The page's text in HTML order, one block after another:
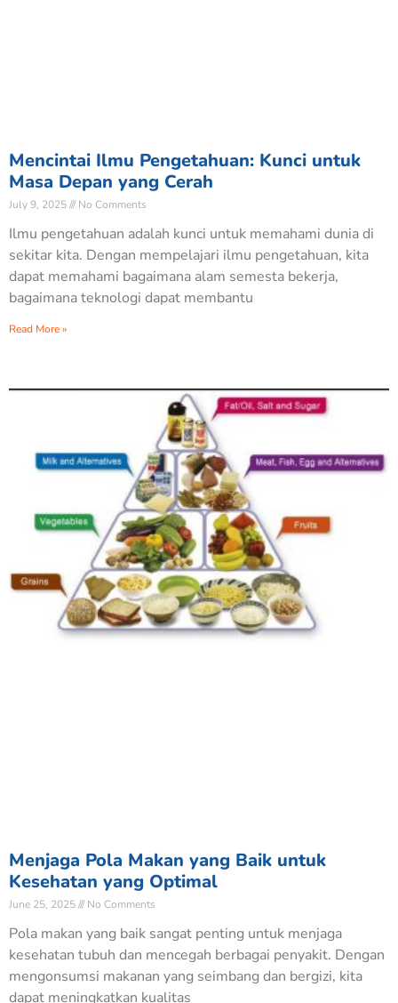
Mencintai Ilmu Pengetahuan: Kunci untuk
Masa Depan yang Cerah
July 9, 2025 No Comments
Ilmu pengetahuan adalah kunci untuk memahami dunia di
sekitar kita. Dengan mempelajari ilmu pengetahuan, kita
dapat memahami bagaimana alam semesta bekerja,
bagaimana teknologi dapat membantu
Read More »
Menjaga Pola Makan yang Baik untuk
Kesehatan yang Optimal
June 25, 2025 No Comments
Pola makan yang baik sangat penting untuk menjaga
kesehatan tubuh dan mencegah berbagai penyakit. Dengan
mengonsumsi makanan yang seimbang dan bergizi, kita
dapat meningkatkan kualitas